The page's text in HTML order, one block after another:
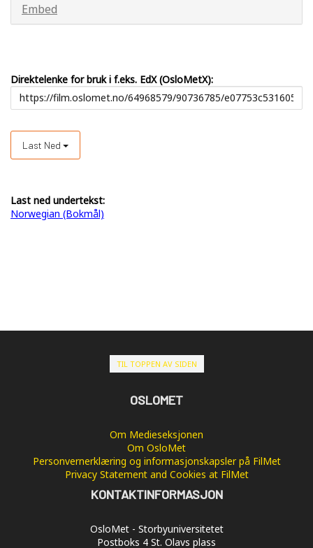
Embed
Direktelenke for bruk i f.eks. EdX (OsloMetX):
Last Ned
Last ned undertekst:
Norwegian (Bokmål)
TIL TOPPEN AV SIDEN
OSLOMET
Om Medieseksjonen
Om OsloMet
Personvernerklæring og informasjonskapsler på FilMet
Privacy Statement and Cookies at FilMet
KONTAKTINFORMASJON
OsloMet - Storbyuniversitetet
Postboks 4 St. Olavs plass